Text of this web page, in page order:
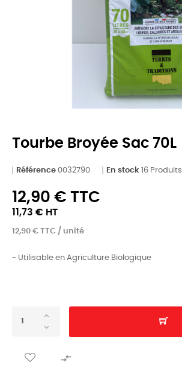
Tourbe Broyée Sac 70L
Référence 0032790 En stock 16 Produits
12,90 € TTC
11,73 € HT
12,90 € TTC / unité
- Utilisable en Agriculture Biologique
